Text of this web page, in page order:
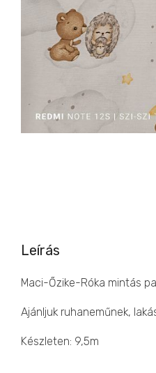
Leírás
Maci-Őzike-Róka mintás
Ajánljuk ruhaneműnek,
Készleten: 9,5m